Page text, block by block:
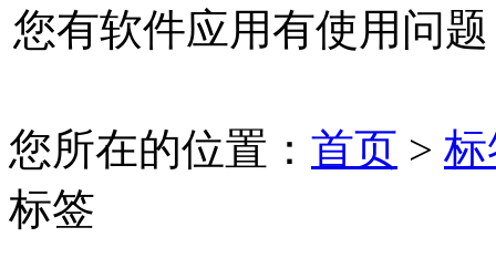
您有软件应用有使用问
您所在的位置： 首页 >
标签